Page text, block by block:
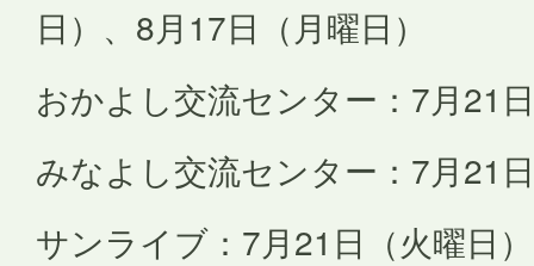
日）、8月17日（月曜日）
おかよし交流センター：7月21
みなよし交流センター：7月21
サンライブ：7月21日（火曜日）